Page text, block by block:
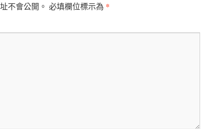
不會公開。 必填欄位標示為 *